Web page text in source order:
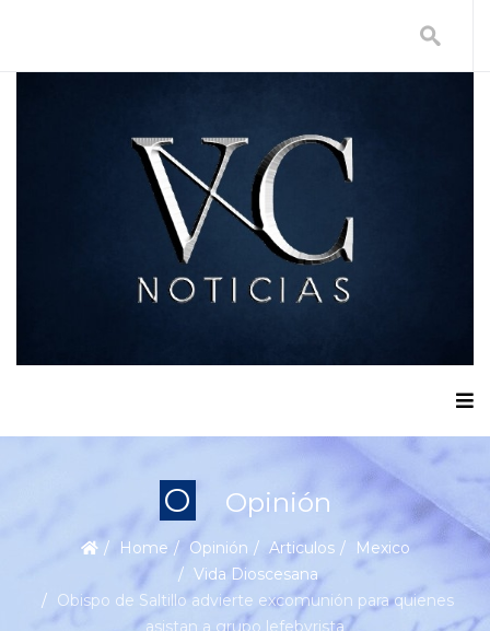
O Opinión
Home Opinión Articulos
Mexico
Vida Dioscesana
Obispo de Saltillo advierte excomunión para quienes
asistan a grupo lefebvrista